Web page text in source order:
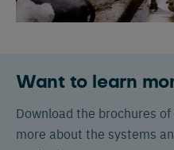
Want to learn
Download the brochures
more about the systems